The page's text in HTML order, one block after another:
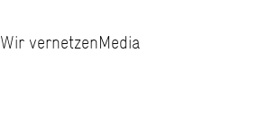
Wir vernetzenMedia